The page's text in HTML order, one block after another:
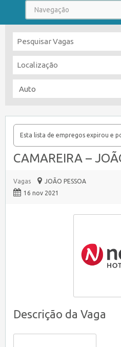
Esta lista de empregos expirou e
CAMAREIRA –
Vagas
JOÃO PESSOA
16 nov 2021
Descrição da Vaga